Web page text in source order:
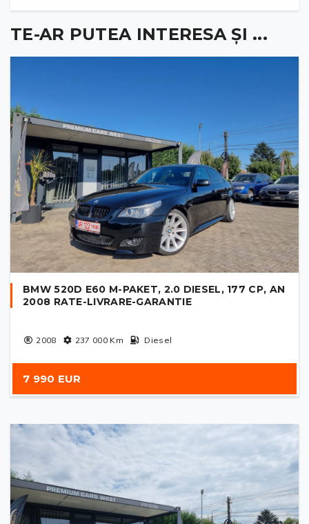
TE-AR PUTEA INTERESA ȘI ...
BMW 520D E60 M-PAKET, 2.0 DIESEL, 177 CP, AN
2008 RATE-LIVRARE-GARANTIE
2008 237 000Km Diesel
7 990 EUR